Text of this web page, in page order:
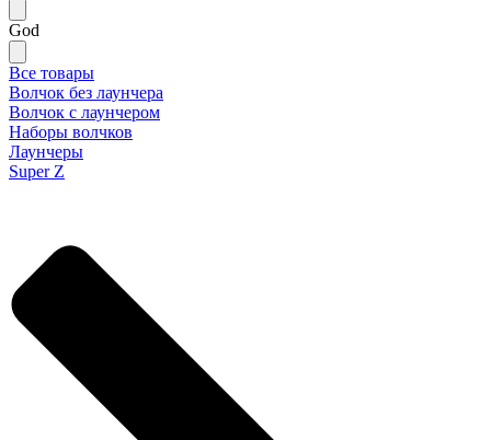
God
Все товары
Волчок без лаунчера
Волчок с лаунчером
Наборы волчков
Лаунчеры
Super Z